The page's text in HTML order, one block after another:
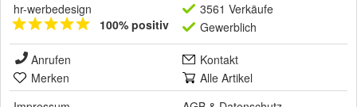
hr-werbedesign
100% positiv
3561 Verkäufe
Gewerblich
Anrufen
Kontakt
Merken
Alle Artikel